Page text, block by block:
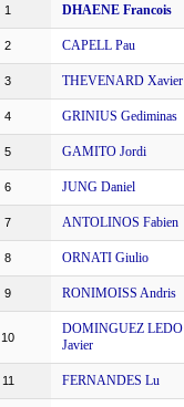
1 DHAENE Francois
2 CAPELL Pau
3 THEVENARD Xavier
4 GRINIUS Gediminas
5 GAMITO Jordi
6 JUNG Daniel
7 ANTOLINOS Fabien
8 ORNATI Giulio
9 RONIMOISS Andris
10
DOMINGUEZ LEDO
Javier
11 FERNANDES Lu